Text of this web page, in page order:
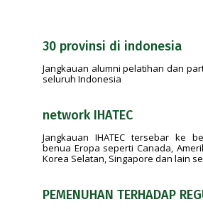
30 provinsi di indonesia
Jangkauan alumni pelatihan dan
seluruh Indonesia
network IHATEC
Jangkauan IHATEC tersebar ke
benua Eropa seperti Canada,
Korea Selatan, Singapore dan lain
PEMENUHAN TERHADAP